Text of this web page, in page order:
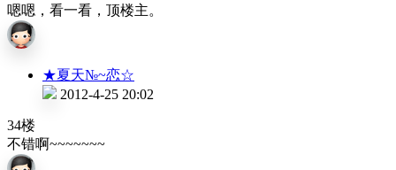
嗯嗯，看一看，顶楼主。
★夏天№~恋☆
2012-4-25 20:02
34楼
不错啊~~~~~~~